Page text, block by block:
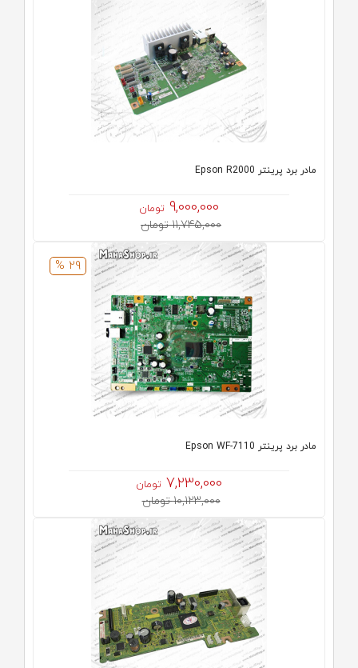
مادر برد پرینتر Epson R2000
9,000,000 تومان
11,745,000 تومان
29 %
مادر برد پرینتر Epson WF-7110
7,230,000 تومان
10,123,000 تومان